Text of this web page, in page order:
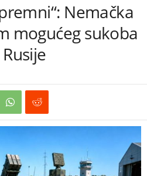
Nemačka
mogućeg sukoba